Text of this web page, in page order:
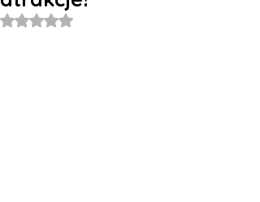
Oceniono na NaN z 5 gwiazdek.